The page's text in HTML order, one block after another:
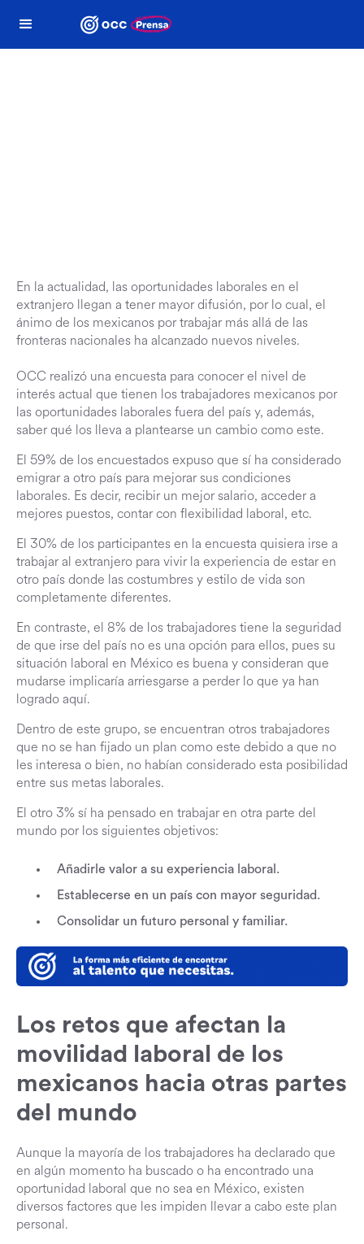
En la actualidad, las oportunidades laborales en el
extranjero llegan a tener mayor difusión, por lo cual, el
ánimo de los mexicanos por trabajar más allá de las
fronteras nacionales ha alcanzado nuevos niveles.
OCC realizó una encuesta para conocer el nivel de
interés actual que tienen los trabajadores mexicanos por
las oportunidades laborales fuera del país y, además,
saber qué los lleva a plantearse un cambio como este.
El 59% de los encuestados expuso que sí ha considerado
emigrar a otro país para mejorar sus condiciones
laborales. Es decir, recibir un mejor salario, acceder a
mejores puestos, contar con flexibilidad laboral, etc.
El 30% de los participantes en la encuesta quisiera irse a
trabajar al extranjero para vivir la experiencia de estar en
otro país donde las costumbres y estilo de vida son
completamente diferentes.
En contraste, el 8% de los trabajadores tiene la seguridad
de que irse del país no es una opción para ellos, pues su
situación laboral en México es buena y consideran que
mudarse implicaría arriesgarse a perder lo que ya han
logrado aquí.
Dentro de este grupo, se encuentran otros trabajadores
que no se han fijado un plan como este debido a que no
les interesa o bien, no habían considerado esta posibilidad
entre sus metas laborales.
El otro 3% sí ha pensado en trabajar en otra parte del
mundo por los siguientes objetivos:
Añadirle valor a su experiencia laboral.
Establecerse en un país con mayor seguridad.
Consolidar un futuro personal y familiar.
Los retos que afectan la
movilidad laboral de los
mexicanos hacia otras partes
del mundo
Aunque la mayoría de los trabajadores ha declarado que
en algún momento ha buscado o ha encontrado una
oportunidad laboral que no sea en México, existen
diversos factores que les impiden llevar a cabo este plan
personal.